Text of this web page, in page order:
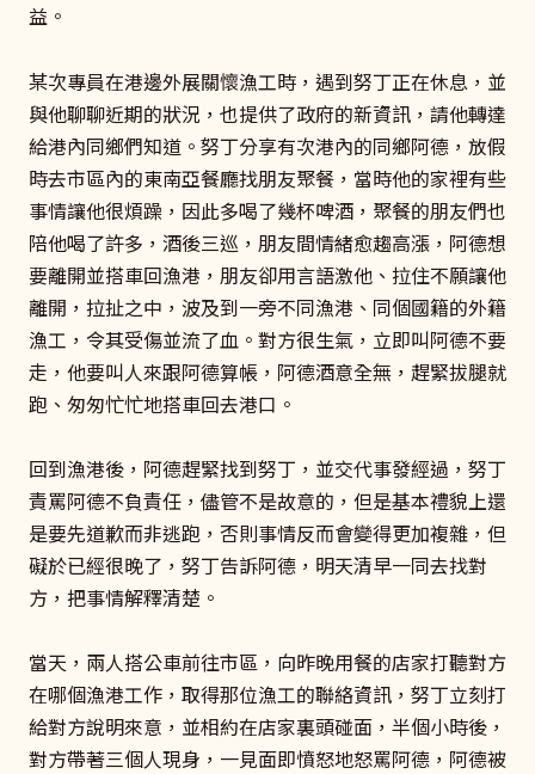
益。
某次專員在港邊外展關懷漁工時，遇到努丁正在休息，並
與他聊聊近期的狀況，也提供了政府的新資訊，請他轉達
給港內同鄉們知道。努丁分享有次港內的同鄉阿德，放假
時去市區內的東南亞餐廳找朋友聚餐，當時他的家裡有些
事情讓他很煩躁，因此多喝了幾杯啤酒，聚餐的朋友們也
陪他喝了許多，酒後三巡，朋友間情緒愈趨高漲，阿德想
要離開並搭車回漁港，朋友卻用言語激他、拉住不願讓他
離開，拉扯之中，波及到一旁不同漁港、同個國籍的外籍
漁工，令其受傷並流了血。對方很生氣，立即叫阿德不要
走，他要叫人來跟阿德算帳，阿德酒意全無，趕緊拔腿就
跑、匆匆忙忙地搭車回去港口。
回到漁港後，阿德趕緊找到努丁，並交代事發經過，努丁
責罵阿德不負責任，儘管不是故意的，但是基本禮貌上還
是要先道歉而非逃跑，否則事情反而會變得更加複雜，但
礙於已經很晚了，努丁告訴阿德，明天清早一同去找對
方，把事情解釋清楚。
當天，兩人搭公車前往市區，向昨晚用餐的店家打聽對方
在哪個漁港工作，取得那位漁工的聯絡資訊，努丁立刻打
給對方說明來意，並相約在店家裏頭碰面，半個小時後，
對方帶著三個人現身，一見面即憤怒地怒罵阿德，阿德被